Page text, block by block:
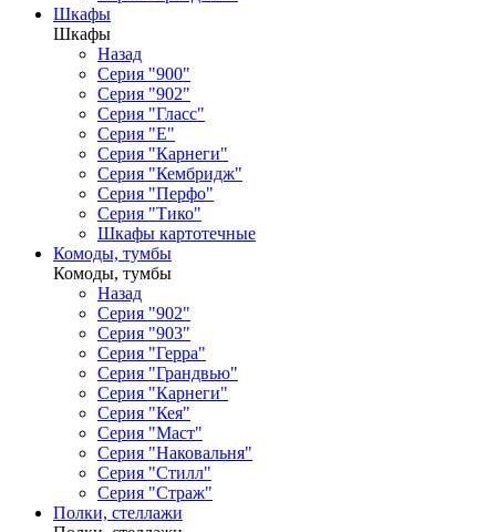
Шкафы
Шкафы
Назад
Серия "900"
Серия "902"
Серия "Гласс"
Серия "Е"
Серия "Карнеги"
Серия "Кембридж"
Серия "Перфо"
Серия "Тико"
Шкафы картотечные
Комоды, тумбы
Комоды, тумбы
Назад
Серия "902"
Серия "903"
Серия "Герра"
Серия "Грандвью"
Серия "Карнеги"
Серия "Кея"
Серия "Маст"
Серия "Наковальня"
Серия "Стилл"
Серия "Страж"
Полки, стеллажи